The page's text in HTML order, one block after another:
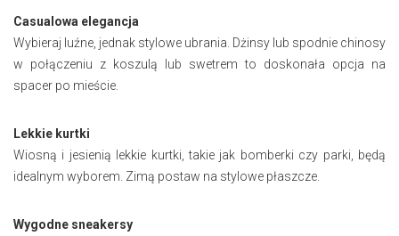
Casualowa elegancja
Wybieraj luźne, jednak stylowe ubrania. Dżinsy lub spodnie chinosy
w połączeniu z koszulą lub swetrem to doskonała opcja na
spacer po mieście.
Lekkie kurtki
Wiosną i jesienią lekkie kurtki, takie jak bomberki czy parki, będą
idealnym wyborem. Zimą postaw na stylowe płaszcze.
Wygodne sneakersy